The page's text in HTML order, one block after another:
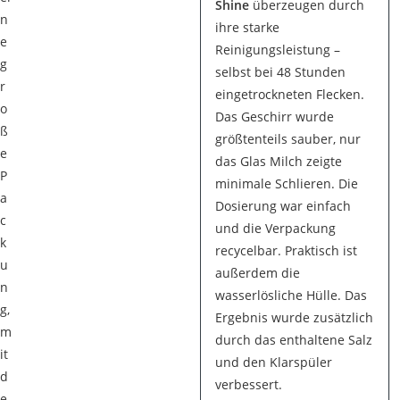
n
e
g
r
o
ß
e
P
a
c
k
u
n
g,
m
it
d
Shine überzeugen durch
ihre starke
Reinigungsleistung –
selbst bei 48 Stunden
eingetrockneten Flecken.
Das Geschirr wurde
größtenteils sauber, nur
das Glas Milch zeigte
minimale Schlieren. Die
Dosierung war einfach
und die Verpackung
recycelbar. Praktisch ist
außerdem die
wasserlösliche Hülle. Das
Ergebnis wurde zusätzlich
durch das enthaltene Salz
und den Klarspüler
verbessert.